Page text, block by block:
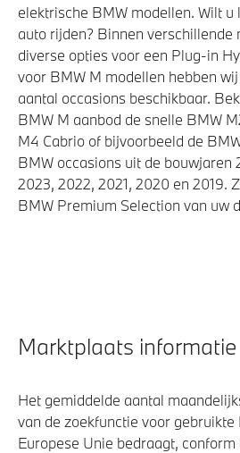
elektrische BMW modellen. Wilt
auto rijden? Binnen verschillende
diverse opties voor een Plug-in
voor BMW M modellen hebben
aantal occasions beschikbaar.
BMW M aanbod de snelle BMW
M4 Cabrio of bijvoorbeeld de
BMW occasions uit de bouwjaren
2023, 2022, 2021, 2020 en 2019.
BMW Premium Selection van uw
Marktplaats informatie
Het gemiddelde aantal
van de zoekfunctie voor gebruikte
Europese Unie bedraagt,